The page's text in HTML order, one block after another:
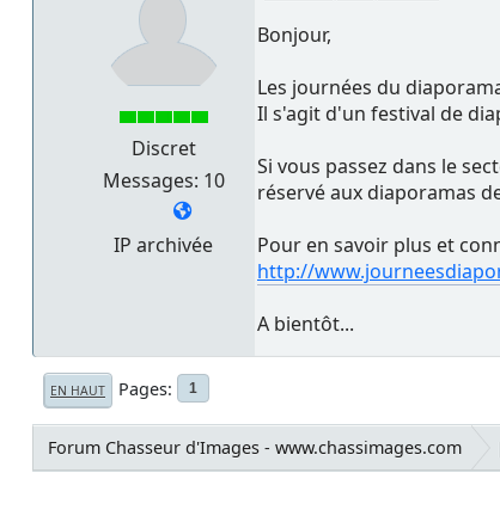
Discret
Messages: 10
IP archivée
Bonjour,
Les journées du
Il s'agit d'un festival de
Si vous passez dans le
réservé aux diaporamas
Pour en savoir plus et
http://
A bientôt...
EN HAUT Pages 1
Forum Chasseur d'Images - www.chassimages.com